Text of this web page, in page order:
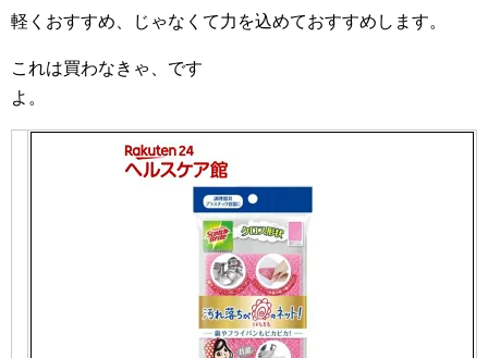
軽くおすすめ、じゃなくて力を込めておすすめします。
これは買わなきゃ、です
よ